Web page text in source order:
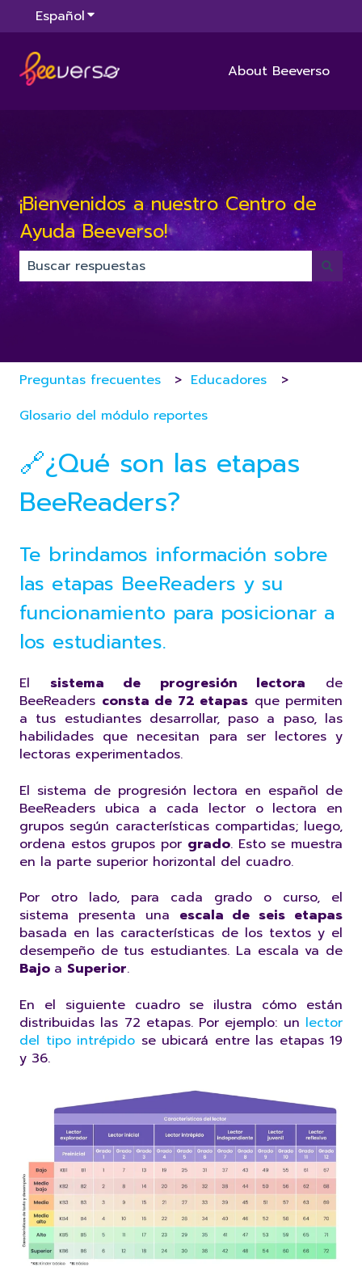
EspañolTraducciones de Mostrar submenú de
About Beeverso
¡Bienvenidos a nuestro Centro de
Ayuda Beeverso!
No hay sugerencias porque el campo de
Preguntas frecuentes
Educadores
Glosario del módulo reportes
🔗¿Qué son las etapas
BeeReaders?
Te brindamos información sobre
las etapas BeeReaders y su
funcionamiento para posicionar a
los estudiantes.
El sistema de progresión lectora de
BeeReaders consta de 72 etapas que permiten
a tus estudiantes desarrollar, paso a paso, las
habilidades que necesitan para ser lectores y
lectoras experimentados.
El sistema de progresión lectora en español de
BeeReaders ubica a cada lector o lectora en
grupos según características compartidas; luego,
ordena estos grupos por grado. Esto se muestra
en la parte superior horizontal del cuadro.
Por otro lado, para cada grado o curso, el
sistema presenta una escala de seis etapas
basada en las características de los textos y el
desempeño de tus estudiantes. La escala va de
Bajo a Superior.
En el siguiente cuadro se ilustra cómo están
distribuidas las 72 etapas. Por ejemplo: un lector
del tipo intrépido se ubicará entre las etapas 19
y 36.